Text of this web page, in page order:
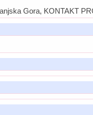
Gora, KONTAKT